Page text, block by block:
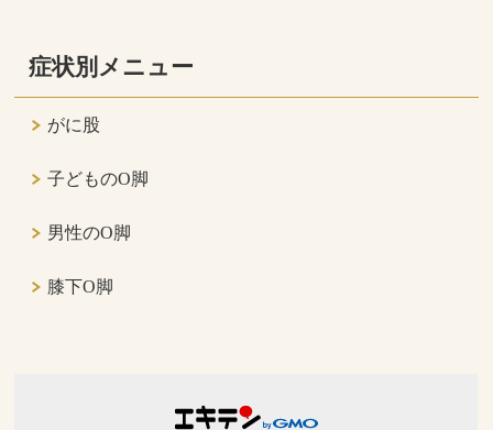
症状別メニュー
がに股
子どものO脚
男性のO脚
膝下O脚